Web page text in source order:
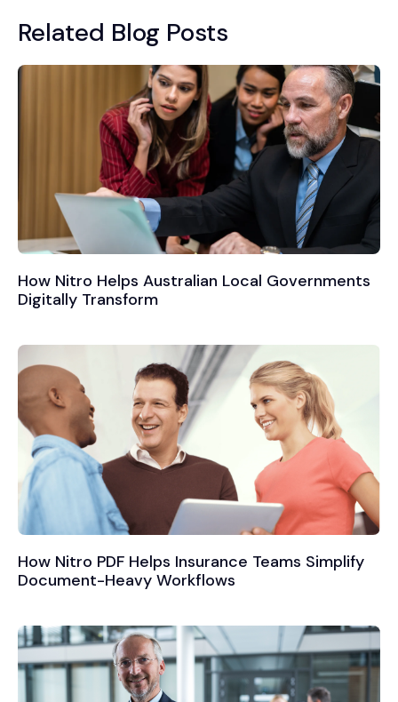
Related Blog Posts
How Nitro Helps Australian Local Governments
Digitally Transform
How Nitro PDF Helps Insurance Teams Simplify
Document-Heavy Workflows